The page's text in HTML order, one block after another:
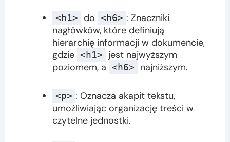
<h1> do <h6> : Znaczniki
nagłówków, które definiują
hierarchię informacji w dokumencie,
gdzie <h1>
jest najwyższym
poziomem, a <h6> najniższym.
<p> : Oznacza akapit tekstu,
umożliwiając organizację treści w
czytelne jednostki.